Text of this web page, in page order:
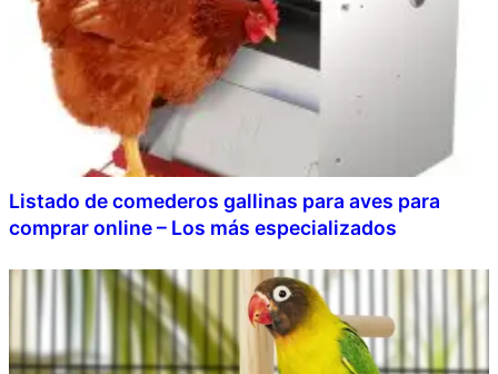
Listado de comederos gallinas para aves para
comprar online – Los más especializados